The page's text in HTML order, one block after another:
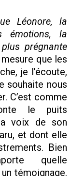
Léonore, la
émotions, la
prégnante
mesure que les
je l’écoute,
souhaite nous
C’est comme
le puits
voix de son
et dont elle
Bien
quelle
témoignage.